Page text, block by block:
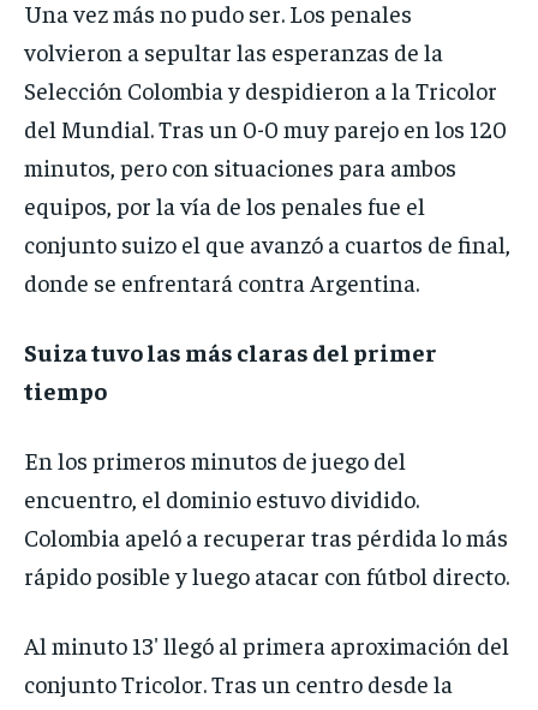
Una vez más no pudo ser. Los penales
volvieron a sepultar las esperanzas de la
Selección Colombia y despidieron a la Tricolor
del Mundial. Tras un 0-0 muy parejo en los 120
minutos, pero con situaciones para ambos
equipos, por la vía de los penales fue el
conjunto suizo el que avanzó a cuartos de final,
donde se enfrentará contra Argentina.
Suiza tuvo las más claras del primer
tiempo
En los primeros minutos de juego del
encuentro, el dominio estuvo dividido.
Colombia apeló a recuperar tras pérdida lo más
rápido posible y luego atacar con fútbol directo.
Al minuto 13′ llegó al primera aproximación del
conjunto Tricolor. Tras un centro desde la